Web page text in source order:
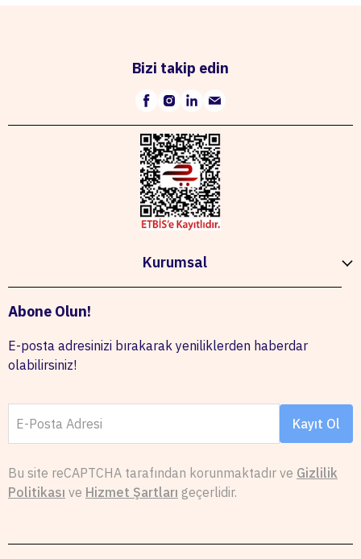
Bizi takip edin
Kurumsal
Abone Olun!
E-posta adresinizi bırakarak yeniliklerden haberdar
olabilirsiniz!
E-Posta Adresi Kayıt Ol
Bu site reCAPTCHA tarafından korunmaktadır ve Gizlilik
Politikası ve Hizmet Şartları geçerlidir.